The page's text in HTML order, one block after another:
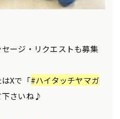
ージ・リクエストも募集
Xで「#ハイタッチヤマガ
下さいね♪